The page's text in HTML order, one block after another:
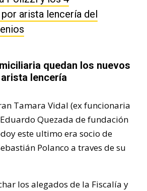
arista lencería del
quedan los nuevos
lencería
Tamara Vidal (ex funcionaria
Quezada de fundación
este ultimo era socio de
Polanco a traves de su
los alegados de la Fiscalía y